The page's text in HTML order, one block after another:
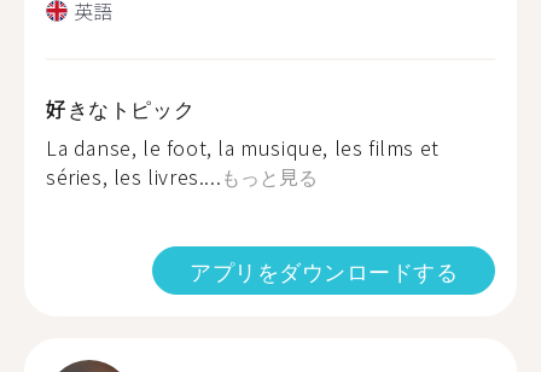
英語
好きなトピック
La danse, le foot, la musique, les films et
séries, les livres....もっと見る
アプリをダウンロードする